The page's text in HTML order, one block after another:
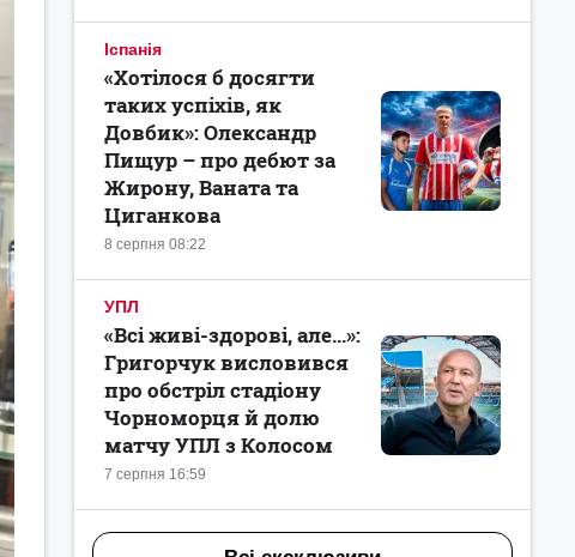
Іспанія
8 серпня 08:22
«Хотілося б досягти
таких успіхів, як
Довбик»: Олександр
Пищур – про дебют за
Жирону, Ваната та
Циганкова
УПЛ
7 серпня 16:59
«Всі живі-здорові, але...»:
Григорчук висловився
про обстріл стадіону
Чорноморця й долю
матчу УПЛ з Колосом